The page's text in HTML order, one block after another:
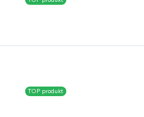
TOP produkt